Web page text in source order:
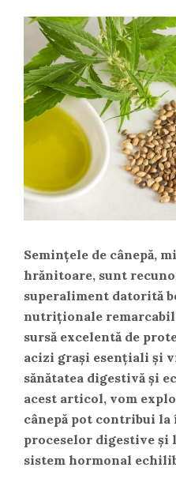
Semințele de cânepă,
hrănitoare, sunt
superaliment datorită
nutriționale
sursă excelentă de
acizi grași esențiali și
sănătatea digestivă și
acest articol, vom
cânepă pot contribui la
proceselor digestive și
sistem hormonal